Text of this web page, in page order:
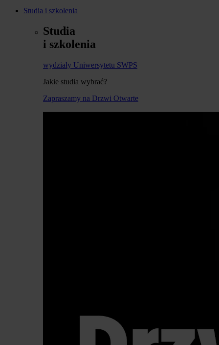
Studia i szkolenia
Studia
i szkolenia
wydziały Uniwersytetu SWPS
Jakie studia wybrać?
Zapraszamy na Drzwi Otwarte